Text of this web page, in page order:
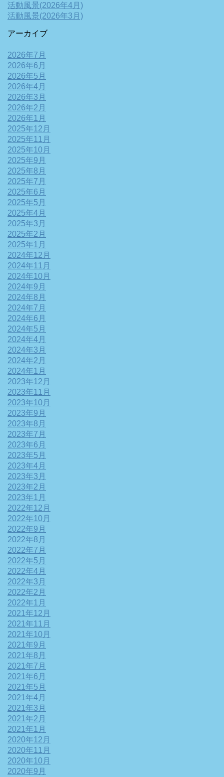
活動風景(2026年4月)
活動風景(2026年3月)
アーカイブ
2026年7月
2026年6月
2026年5月
2026年4月
2026年3月
2026年2月
2026年1月
2025年12月
2025年11月
2025年10月
2025年9月
2025年8月
2025年7月
2025年6月
2025年5月
2025年4月
2025年3月
2025年2月
2025年1月
2024年12月
2024年11月
2024年10月
2024年9月
2024年8月
2024年7月
2024年6月
2024年5月
2024年4月
2024年3月
2024年2月
2024年1月
2023年12月
2023年11月
2023年10月
2023年9月
2023年8月
2023年7月
2023年6月
2023年5月
2023年4月
2023年3月
2023年2月
2023年1月
2022年12月
2022年10月
2022年9月
2022年8月
2022年7月
2022年5月
2022年4月
2022年3月
2022年2月
2022年1月
2021年12月
2021年11月
2021年10月
2021年9月
2021年8月
2021年7月
2021年6月
2021年5月
2021年4月
2021年3月
2021年2月
2021年1月
2020年12月
2020年11月
2020年10月
2020年9月